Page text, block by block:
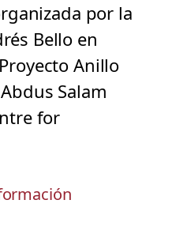
por la
Bello en
Anillo
Salam
for